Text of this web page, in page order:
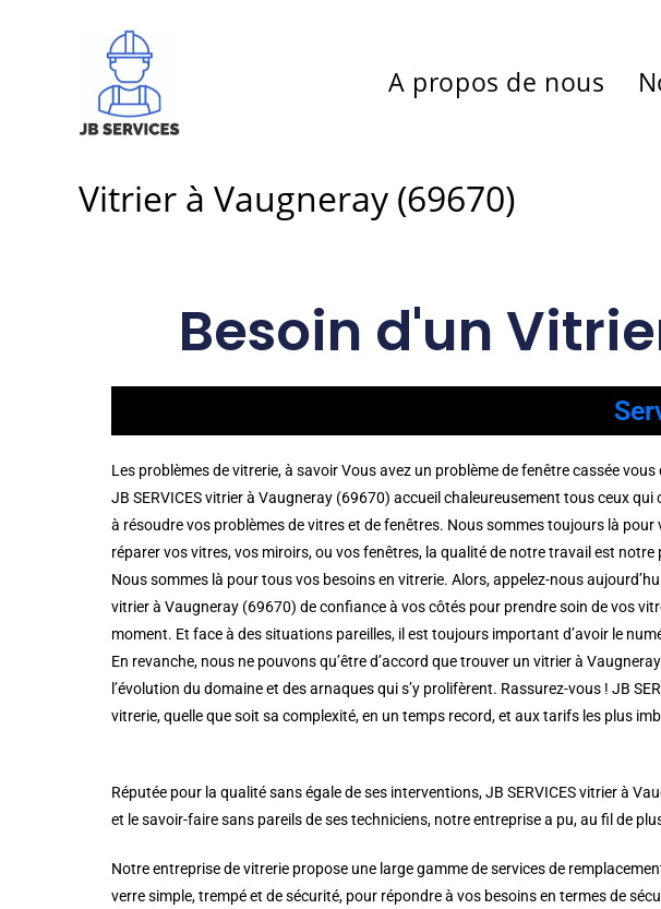
A propos de nous
Vitrier à Vaugneray (69670)
Besoin d'un
Les problèmes de vitrerie, à savoir Vous avez un problème de fenêtre cassée
JB SERVICES vitrier à Vaugneray (69670) accueil chaleureusement tous ceux
à résoudre vos problèmes de vitres et de fenêtres. Nous sommes toujours là
réparer vos vitres, vos miroirs, ou vos fenêtres, la qualité de notre travail est notre
Nous sommes là pour tous vos besoins en vitrerie. Alors, appelez-nous
vitrier à Vaugneray (69670) de confiance à vos côtés pour prendre soin de vos
moment. Et face à des situations pareilles, il est toujours important d’avoir le
En revanche, nous ne pouvons qu’être d’accord que trouver un vitrier à
l’évolution du domaine et des arnaques qui s’y prolifèrent. Rassurez-vous ! JB
vitrerie, quelle que soit sa complexité, en un temps record, et aux tarifs les plus
Réputée pour la qualité sans égale de ses interventions, JB SERVICES vitrier à
et le savoir-faire sans pareils de ses techniciens, notre entreprise a pu, au fil de
Notre entreprise de vitrerie propose une large gamme de services de
verre simple, trempé et de sécurité, pour répondre à vos besoins en termes de